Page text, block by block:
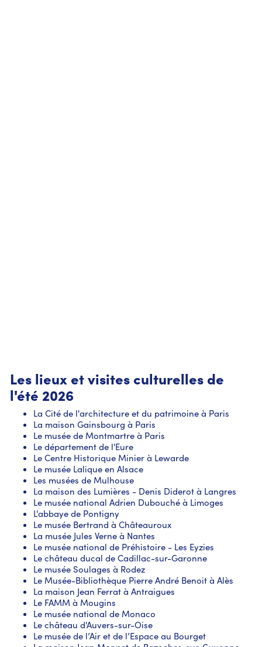
Les lieux et visites culturelles de
l'été 2026
La Cité de l'architecture et du patrimoine à Paris
La maison Gainsbourg à Paris
Le musée de Montmartre à Paris
Le département de l'Eure
Le Centre Historique Minier à Lewarde
Le musée Lalique en Alsace
Les musées de Mulhouse
La maison des Lumières - Denis Diderot à Langres
Le musée national Adrien Dubouché à Limoges
L'abbaye de Pontigny
Le musée Bertrand à Châteauroux
La musée Jules Verne à Nantes
Le musée national de Préhistoire - Les Eyzies
Le château ducal de Cadillac-sur-Garonne
Le musée Soulages à Rodez
Le Musée-Bibliothèque Pierre André Benoit à Alès
La maison Jean Ferrat à Antraigues
Le FAMM à Mougins
Le musée national de Monaco
Le château d'Auvers-sur-Oise
Le musée de l’Air et de l’Espace au Bourget